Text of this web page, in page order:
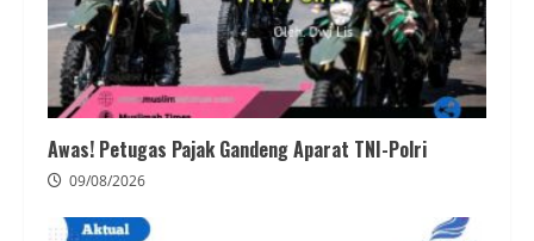
Awas! Petugas Pajak Gandeng Aparat TNI-Polri
09/08/2026